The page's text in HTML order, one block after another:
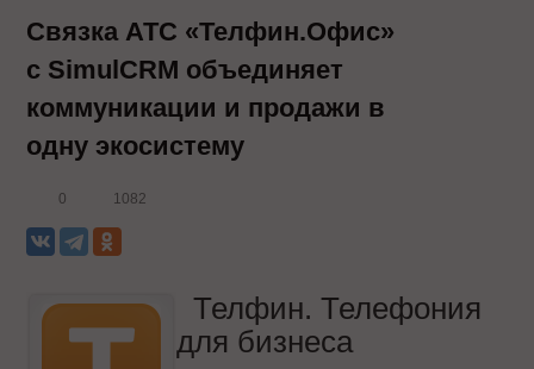
Связка АТС «Телфин.Офис»
с SimulCRM объединяет
коммуникации и продажи в
одну экосистему
0 1082
Телфин. Телефония
для бизнеса